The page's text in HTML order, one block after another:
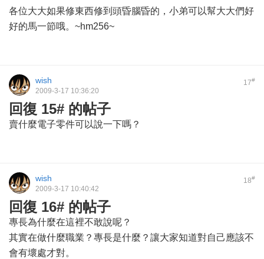
各位大大如果修東西修到頭昏腦昏的，小弟可以幫大大們好
好的馬一節哦。~hm256~
17#
wish
2009-3-17 10:36:20
回復 15# 的帖子
賣什麼電子零件可以說一下嗎？
18#
wish
2009-3-17 10:40:42
回復 16# 的帖子
專長為什麼在這裡不敢說呢？
其實在做什麼職業？專長是什麼？讓大家知道對自己應該不
會有壞處才對。